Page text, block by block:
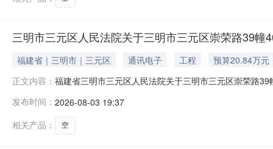
三明市三元区人民法院关于三明市三元区崇荣路39
福建省｜三明市｜三元区 通讯电子 工程
预算20.84万元
正文内容： 福建省三明市三元区人民法院关于三明市三元区崇荣路
路39幢404室房产（包含室内物品）;不动产权证号（证
发布时间： 2026-08-03 19:37
相关产品：
空